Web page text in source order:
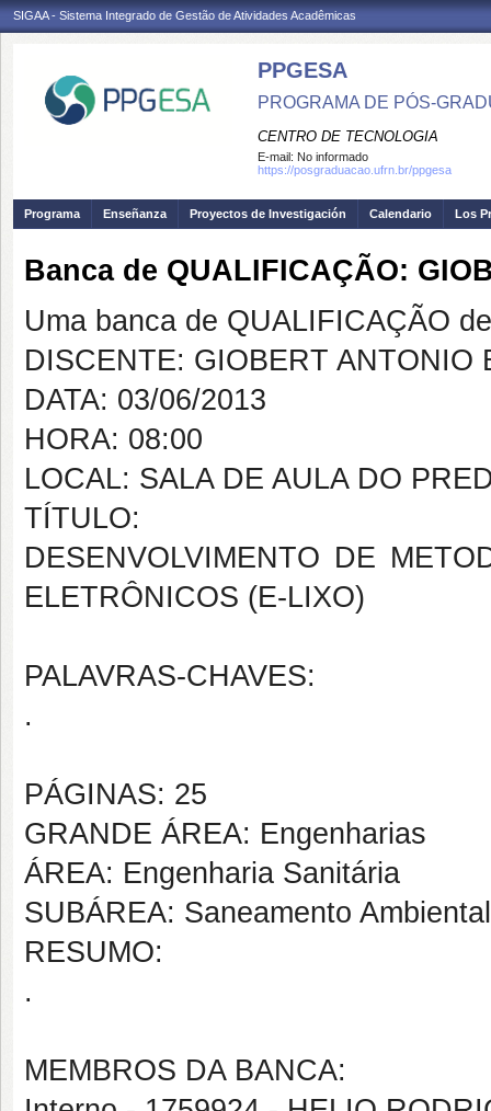
SIGAA - Sistema Integrado de Gestão de Atividades Acadêmicas
PPGESA
PROGRAMA DE PÓS-
CENTRO DE TECNOLOGIA
E-mail: No informado
https://posgraduacao.ufrn.br/ppgesa
Programa Enseñanza Proyectos de Investigación Calendario Los
Banca de QUALIFICAÇÃO:
Uma banca de QUALIFICAÇÃO
DISCENTE: GIOBERT ANTONIO
DATA: 03/06/2013
HORA: 08:00
LOCAL: SALA DE AULA DO
TÍTULO:
DESENVOLVIMENTO DE
ELETRÔNICOS (E-LIXO)
PALAVRAS-CHAVES:
.
PÁGINAS: 25
GRANDE ÁREA: Engenharias
ÁREA: Engenharia Sanitária
SUBÁREA: Saneamento Ambiental
RESUMO:
.
MEMBROS DA BANCA: